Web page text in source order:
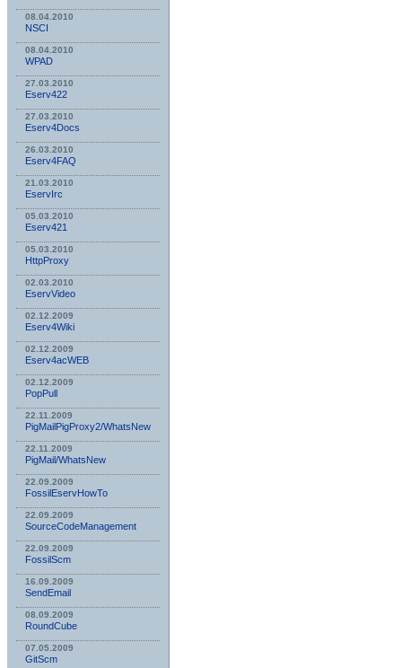
08.04.2010
NSСI
08.04.2010
WPAD
27.03.2010
Eserv422
27.03.2010
Eserv4Docs
26.03.2010
Eserv4FAQ
21.03.2010
EservIrc
05.03.2010
Eserv421
05.03.2010
HttpProxy
02.03.2010
EservVideo
02.12.2009
Eserv4Wiki
02.12.2009
Eserv4acWEB
02.12.2009
PopPull
22.11.2009
PigMailPigProxy2/WhatsNew
22.11.2009
PigMail/WhatsNew
22.09.2009
FossilEservHowTo
22.09.2009
SourceCodeManagement
22.09.2009
FossilScm
16.09.2009
SendEmail
08.09.2009
RoundCube
07.05.2009
GitScm